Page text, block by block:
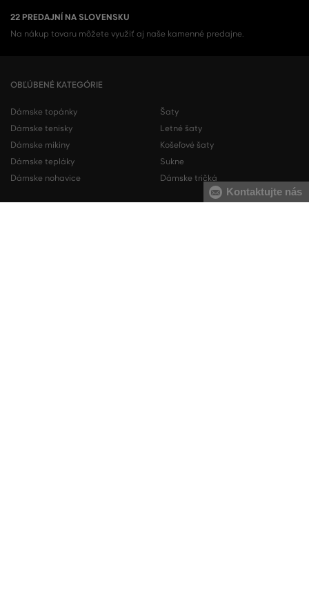
22 PREDAJNÍ NA SLOVENSKU
Na nákup tovaru môžete využiť aj naše kamenné predajne.
OBĽÚBENÉ KATEGÓRIE
Dámske topánky
Dámske tenisky
Dámske mikiny
Dámske tepláky
Dámske nohavice
Šaty
Letné šaty
Košeľové šaty
Sukne
Dámske tričká
Kontaktujte nás